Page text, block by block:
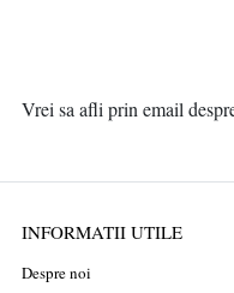
Vrei sa afli prin email
INFORMATII UTILE
Despre noi